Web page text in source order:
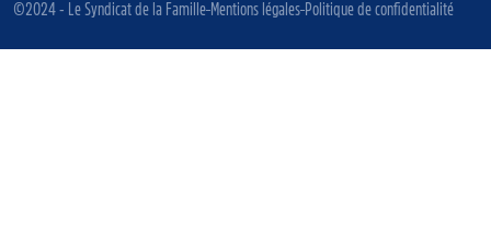
©2024 - Le Syndicat de la Famille Mentions légales Politique de confidentialité